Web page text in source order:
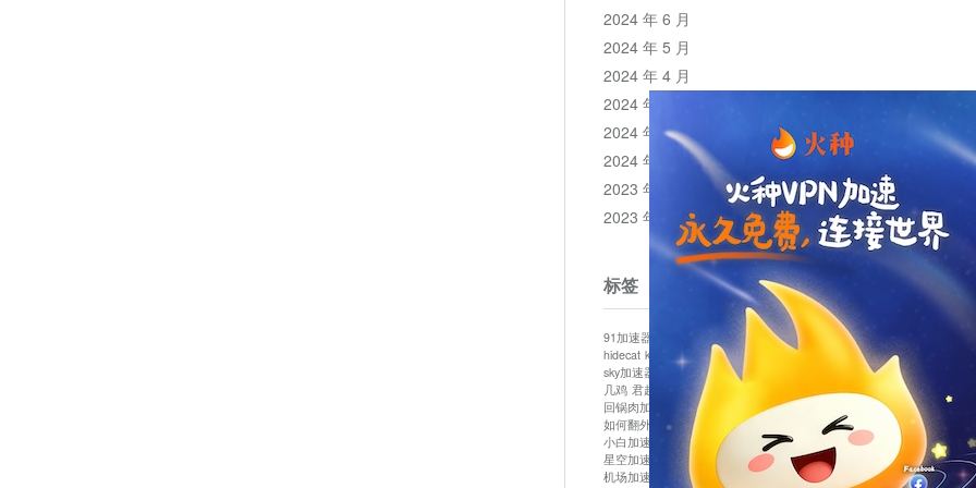
2024 年 6 月
2024 年 5 月
2024 年 4 月
2024 年 3 月
2024 年 2 月
2024 年 1 月
2023 年 12 月
2023 年 11 月
标签
91加速器 bluelayer加速器
clash节点
hidecat kuai500 panda加速器
plex加速器
sky加速器
telegram加速器 中信加速器
云梯加速器
几鸡 君越加速器 哔咔漫画加速器
唐师傅加速器
回锅肉加速器
坚果加速器 壹点加速器
如何翻外墙网站 小哈vp加速器
小火箭加速器
小白加速器
布谷vp加速器 心阶云 快连
星空加速器
最新版clash安卓下载
月光加速器
机场加速器
松果云 极快加速器
梯子加速器